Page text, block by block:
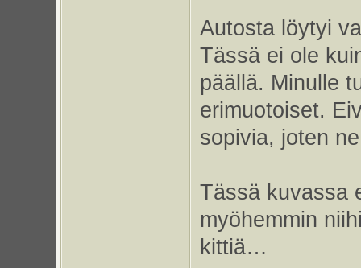
Autosta löytyi
Tässä ei ole
päällä. Minulle
erimuotoiset.
sopivia, joten
Tässä kuvassa
myöhemmin
kittiä…